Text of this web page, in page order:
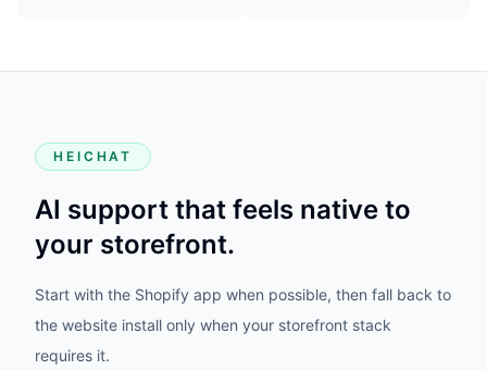
HEICHAT
AI support that feels native to
your storefront.
Start with the Shopify app when possible, then fall back to
the website install only when your storefront stack
requires it.